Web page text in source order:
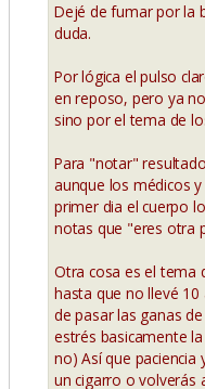
Dejé de fumar por la
duda.
Por lógica el pulso
en reposo, pero ya
sino por el tema de
Para "notar"
aunque los médicos
primer dia el cuerpo
notas que "eres otra
Otra cosa es el tema
hasta que no llevé
de pasar las ganas
estrés basicamente
no) Así que
un cigarro o volverás